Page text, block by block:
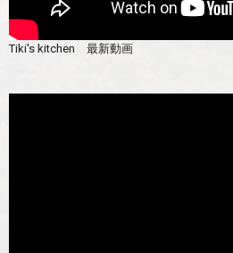
Tiki's kitchen 最新動画